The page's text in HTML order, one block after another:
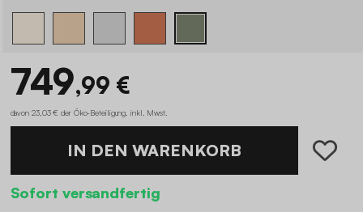
749,99 €
davon 23,03 € der Öko-Beteiligung inkl. Mwst.
IN DEN WARENKORB
Sofort versandfertig